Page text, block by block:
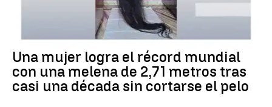
Una mujer logra el récord mundial
con una melena de 2,71 metros tras
casi una década sin cortarse el pelo